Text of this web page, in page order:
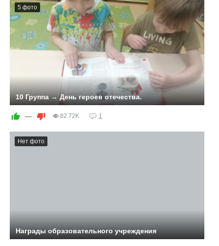
5 фото
10 Группа → День героев отечества.
И слава, которой не будет конца…»
Дошколята усвоили, что герой – это тот, кто совершил
— 82.72K 1
Нет фото
Награды образовательного учреждения